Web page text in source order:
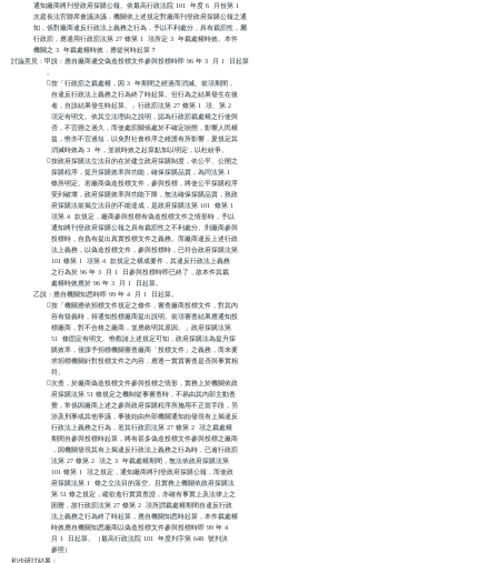
          通知廠商將刊登政府採購公報。依最高行政法院 101  年度 6  月份第 1
          次庭長法官聯席會議決議，機關依上述規定對廠商刊登政府採購公報之通
          知，係對廠商違反行政法上義務之行為，予以不利處分，具有裁罰性，屬
          行政罰，應適用行政罰法第 27 條第 1  項所定 3  年裁處權時效。本件
          機關之 3  年裁處權時效，應從何時起算？
討論意見：甲說：應自廠商遞交偽造投標文件參與投標時即 96 年 3  月 1  日起算
                按「行政罰之裁處權，因 3  年期間之經過而消滅。前項期間，
                  自違反行政法上義務之行為終了時起算。但行為之結果發生在後
                  者，自該結果發生時起算。」行政罰法第 27 條第 1  項、第 2
                  項定有明文。依其立法理由之說明，認為行政罰裁處權之行使與
                  否，不宜懸之過久，而使處罰關係處於不確定狀態，影響人民權
                  益，惟亦不宜過短，以免對社會秩序之維護有所影響，爰規定其
                  消滅時效為 3  年，並就時效之起算點加以明定，以杜紛爭。
                按政府採購法立法目的在於建立政府採購制度，依公平、公開之
                  採購程序，提升採購效率與功能，確保採購品質，為同法第 1
                  條所明定。若廠商偽造投標文件，參與投標，將使公平採購程序
                  受到破壞，政府採購效率與功能下降，無法確保採購品質，致政
                  府採購法前揭立法目的不能達成，是政府採購法第 101  條第 1
                  項第 4  款規定，廠商參與投標有偽造投標文件之情形時，予以
                  通知將刊登政府採購公報之具有裁罰性之不利處分。則廠商參與
                  投標時，自負有提出真實投標文件之義務。而廠商違反上述行政
                  法上義務，以偽造投標文件，參與投標時，已符合政府採購法第
                  101 條第 1  項第 4  款規定之構成要件，其違反行政法上義務
                  之行為於 96 年 3  月 1  日參與投標時即已終了，故本件其裁
                  處權時效應於 96 年 3  月 1  日起算。
          乙說：應自機關知悉時即 99 年 4  月 1  日起算。
                按「機關應依招標文件規定之條件，審查廠商投標文件，對其內
                  容有疑義時，得通知投標廠商提出說明。前項審查結果應通知投
                  標廠商，對不合格之廠商，並應敘明其原因。」政府採購法第
                  51  條固定有明文。惟觀諸上述規定可知，政府採購法為提升採
                  購效率，僅課予招標機關審查廠商「投標文件」之義務，而未要
                  求招標機關針對投標文件之內容，應逐一實質審查是否與事實相
                  符。
                次查，於廠商偽造投標文件參與投標之情形，實務上於機關依政
                  府採購法第 51 條規定之機制從事審查時，不易由其內部主動查
                  覺，常係因廠商上述之參與政府採購程序所施用不正當手段，另
                  涉及刑事或其他爭議，事後始由外部機關通知始發現有上揭違反
                  行政法上義務之行為，若其行政罰法第 27 條第 2  項之裁處權
                  期間自參與投標時起算，將有甚多偽造投標文件參與投標之廠商
                  ，因機關發現其有上揭違反行政法上義務之行為時，已逾行政罰
                  法第 27 條第 2  項之 3  年裁處權期間，無法依政府採購法第
                  101 條第 1  項之規定，通知廠商將刊登政府採購公報，而使政
                  府採購法第 1  條之立法目的落空。且實務上機關依政府採購法
                  第 51 條之規定，縱欲進行實質查證，亦確有事實上及法律上之
                  困難，故行政罰法第 27 條第 2  項所謂裁處權期間自違反行政
                  法上義務之行為終了時起算，應自機關知悉時起算，本件裁處權
                  時效應自機關知悉廠商以偽造投標文件參與投標時即 99 年 4
                  月 1  日起算。（最高行政法院 101  年度判字第 648  號判決
                  參照）
初步研討結果：